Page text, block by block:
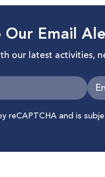
Our Email
our latest activities,
reCAPTCHA and is